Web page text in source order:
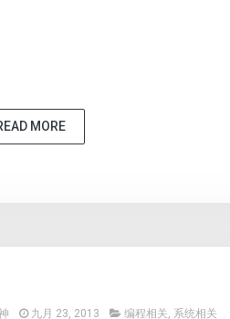
MORE
九月 23, 2013 编程相关, 系统相关